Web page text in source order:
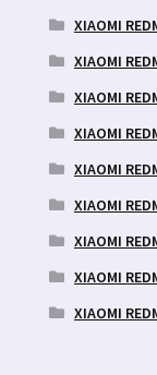
XIAOMI
XIAOMI
XIAOMI
XIAOMI
XIAOMI
XIAOMI
XIAOMI
XIAOMI
XIAOMI